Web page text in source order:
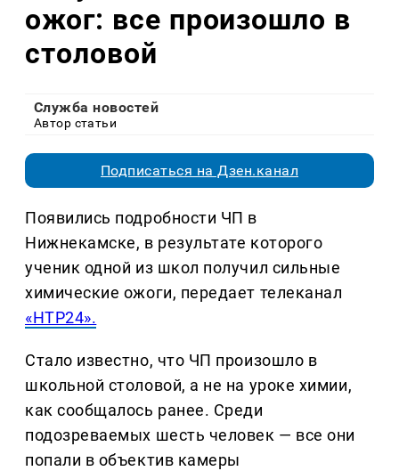
ожог: все произошло в
столовой
Служба новостей
Автор статьи
Подписаться на Дзен.канал
Появились подробности ЧП в
Нижнекамске, в результате которого
ученик одной из школ получил сильные
химические ожоги, передает телеканал
«НТР24».
Стало известно, что ЧП произошло в
школьной столовой, а не на уроке химии,
как сообщалось ранее. Среди
подозреваемых шесть человек — все они
попали в объектив камеры